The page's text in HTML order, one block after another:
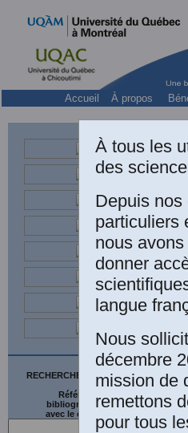
Accueil À propos
RECHERCHE SUR LE SITE
Références
bibliographiques
avec le catalogue
À tous les
des
Depuis nos
particuliers
nous
donner
langue
Nous
décembre
mission de
remettons
pour tous